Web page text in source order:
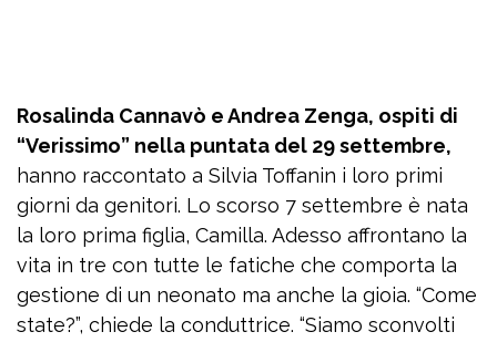
Rosalinda Cannavò e Andrea Zenga, ospiti di
“Verissimo” nella puntata del 29 settembre,
hanno raccontato a Silvia Toffanin i loro primi
giorni da genitori. Lo scorso 7 settembre è nata
la loro prima figlia, Camilla. Adesso affrontano la
vita in tre con tutte le fatiche che comporta la
gestione di un neonato ma anche la gioia. “Come
state?”, chiede la conduttrice. “Siamo sconvolti